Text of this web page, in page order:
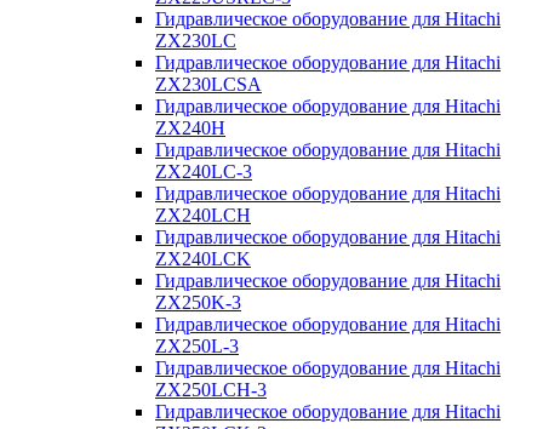
Гидравлическое оборудование для Hitachi
ZX230LC
Гидравлическое оборудование для Hitachi
ZX230LCSA
Гидравлическое оборудование для Hitachi
ZX240H
Гидравлическое оборудование для Hitachi
ZX240LC-3
Гидравлическое оборудование для Hitachi
ZX240LCH
Гидравлическое оборудование для Hitachi
ZX240LCK
Гидравлическое оборудование для Hitachi
ZX250K-3
Гидравлическое оборудование для Hitachi
ZX250L-3
Гидравлическое оборудование для Hitachi
ZX250LCH-3
Гидравлическое оборудование для Hitachi